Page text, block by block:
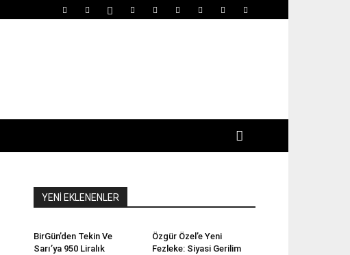
YENİ EKLENENLER
BirGün’den Tekin Ve
Sarı’ya 950 Liralık
Özgür Özel’e Yeni
Fezleke: Siyasi Gerilim